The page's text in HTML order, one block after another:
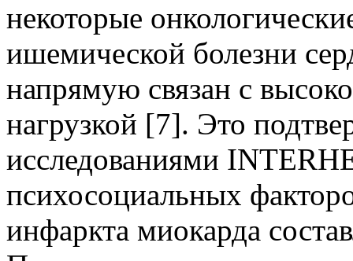
некоторые
ишемической болезни
напрямую связан с
нагрузкой [7]. Это
исследованиями
психосоциальных
инфаркта миокарда